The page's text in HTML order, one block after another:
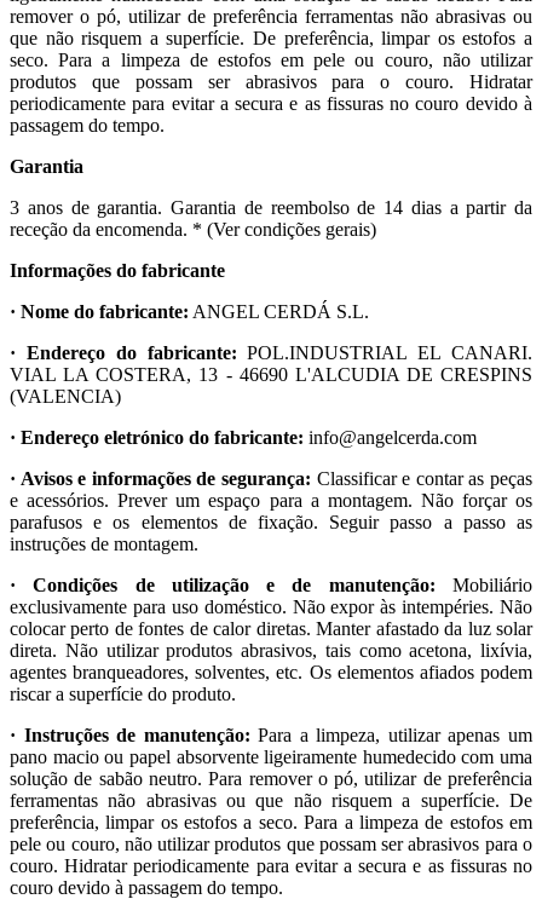
remover o pó, utilizar de preferência ferramentas não abrasivas ou
que não risquem a superfície. De preferência, limpar os estofos a
seco. Para a limpeza de estofos em pele ou couro, não utilizar
produtos que possam ser abrasivos para o couro. Hidratar
periodicamente para evitar a secura e as fissuras no couro devido à
passagem do tempo.
Garantia
3 anos de garantia. Garantia de reembolso de 14 dias a partir da
receção da encomenda. * (Ver condições gerais)
Informações do fabricante
· Nome do fabricante: ANGEL CERDÁ S.L.
· Endereço do fabricante: POL.INDUSTRIAL EL CANARI.
VIAL LA COSTERA, 13 - 46690 L'ALCUDIA DE CRESPINS
(VALENCIA)
· Endereço eletrónico do fabricante: info@angelcerda.com
· Avisos e informações de segurança: Classificar e contar as peças
e acessórios. Prever um espaço para a montagem. Não forçar os
parafusos e os elementos de fixação. Seguir passo a passo as
instruções de montagem.
· Condições de utilização e de manutenção: Mobiliário
exclusivamente para uso doméstico. Não expor às intempéries. Não
colocar perto de fontes de calor diretas. Manter afastado da luz solar
direta. Não utilizar produtos abrasivos, tais como acetona, lixívia,
agentes branqueadores, solventes, etc. Os elementos afiados podem
riscar a superfície do produto.
· Instruções de manutenção: Para a limpeza, utilizar apenas um
pano macio ou papel absorvente ligeiramente humedecido com uma
solução de sabão neutro. Para remover o pó, utilizar de preferência
ferramentas não abrasivas ou que não risquem a superfície. De
preferência, limpar os estofos a seco. Para a limpeza de estofos em
pele ou couro, não utilizar produtos que possam ser abrasivos para o
couro. Hidratar periodicamente para evitar a secura e as fissuras no
couro devido à passagem do tempo.